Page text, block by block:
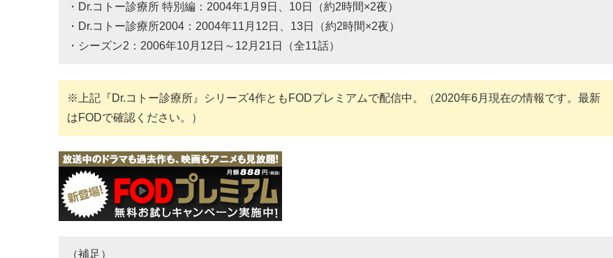
・Dr.コトー診療所 特別編：2004年1月9日、10日（約2時間×2夜）
・Dr.コトー診療所2004：2004年11月12日、13日（約2時間×2夜）
・シーズン2：2006年10月12日～12月21日（全11話）
※上記『Dr.コトー診療所』シリーズ4作ともFODプレミアムで配信中。（2020年6月現在の情報です。最新
はFODで確認ください。）
（補足）